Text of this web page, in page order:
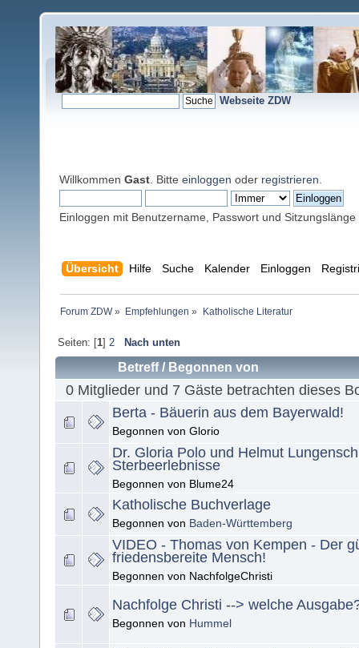
Webseite ZDW
Willkommen Gast . Bitte einloggen oder registrieren
Einloggen mit Benutzername, Passwort und Sitzungslänge
Übersicht Hilfe Suche Kalender Einloggen
Forum ZDW» Empfehlungen » Katholische Literatur
Seiten: [1] 2 Nach unten
Betreff/ Begonnen von
0 Mitglieder und 7 Gäste betrachten dieses
Berta - Bäuerin aus dem Bayerwald!
Begonnen von Glorio
Dr. Gloria Polo und Helmut
Sterbeerlebnisse
Begonnen von Blume24
Katholische Buchverlage
Begonnen von Baden-Württemberg
VIDEO - Thomas von Kempen - Der
friedensbereite Mensch!
Begonnen von NachfolgeChristi
Nachfolge Christi --> welche
Begonnen von Hummel